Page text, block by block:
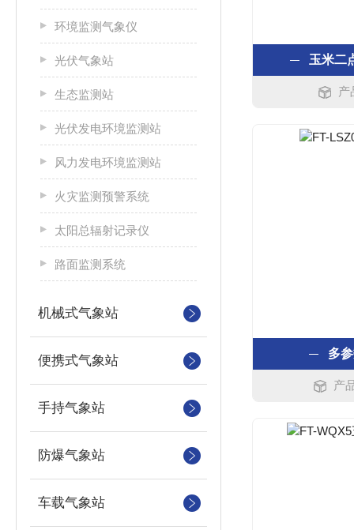
环境监测气象仪
光伏气象站
生态监测站
光伏发电环境监测站
风力发电环境监测站
火灾监测预警系统
太阳总辐射记录仪
路面监测系统
机械式气象站
便携式气象站
手持气象站
防爆气象站
车载气象站
玉米二
产
多
产